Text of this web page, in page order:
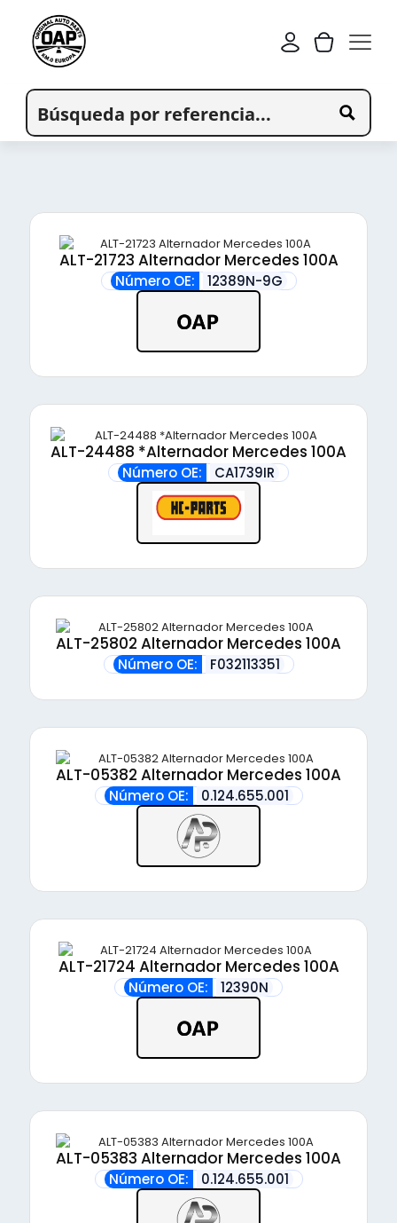
ALT-21723 Alternador Mercedes 100A
Número OE: 12389N-9G
ALT-24488 *Alternador Mercedes 100A
Número OE: CA1739IR
ALT-25802 Alternador Mercedes 100A
Número OE: F032113351
ALT-05382 Alternador Mercedes 100A
Número OE: 0.124.655.001
ALT-21724 Alternador Mercedes 100A
Número OE: 12390N
ALT-05383 Alternador Mercedes 100A
Número OE: 0.124.655.001